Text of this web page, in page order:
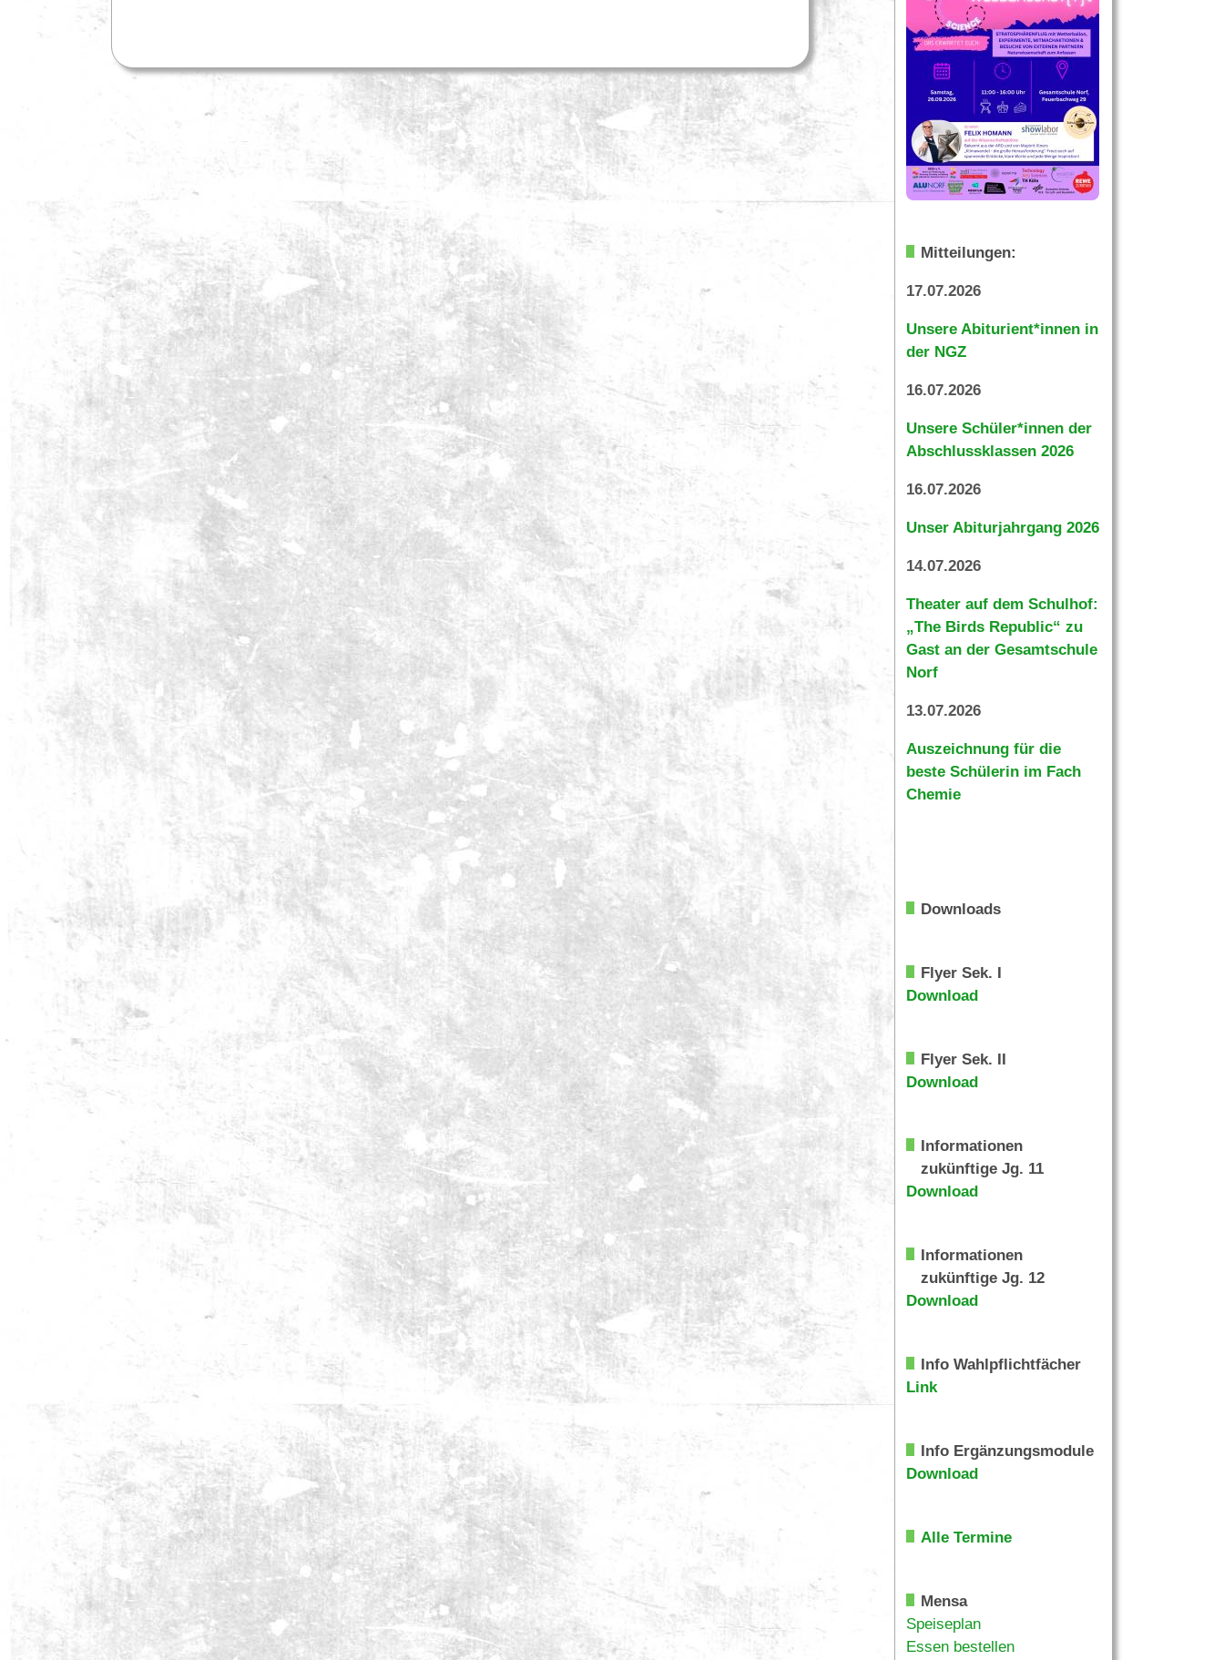
Mitteilungen:
17.07.2026
Unsere Abiturient*innen in
der NGZ
16.07.2026
Unsere Schüler*innen der
Abschlussklassen 2026
16.07.2026
Unser Abiturjahrgang 2026
14.07.2026
Theater auf dem Schulhof:
„The Birds Republic“ zu
Gast an der Gesamtschule
Norf
13.07.2026
Auszeichnung für die
beste Schülerin im Fach
Chemie
Downloads
Flyer Sek. I
Download
Flyer Sek. II
Download
Informationen
zukünftige Jg. 11
Download
Informationen
zukünftige Jg. 12
Download
Info Wahlpflichtfächer
Link
Info Ergänzungsmodule
Download
Alle Termine
Mensa
Speiseplan
Essen bestellen